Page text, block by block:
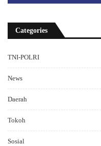
Categories
TNI-POLRI
News
Daerah
Tokoh
Sosial